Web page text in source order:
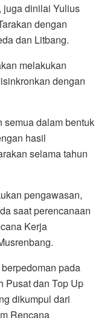
juga dinilai Yulius
dengan
dan Litbang.
melakukan
dengan
semua dalam bentuk
hasil
selama tahun
pengawasan,
saat perencanaan
Kerja
pada
Pusat dan Top Up
dikumpul dari
Rencana